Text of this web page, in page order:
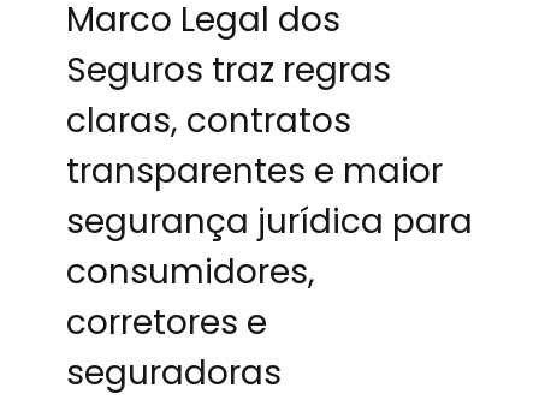
Marco Legal dos
Seguros traz regras
claras, contratos
transparentes e maior
segurança jurídica para
consumidores,
corretores e
seguradoras